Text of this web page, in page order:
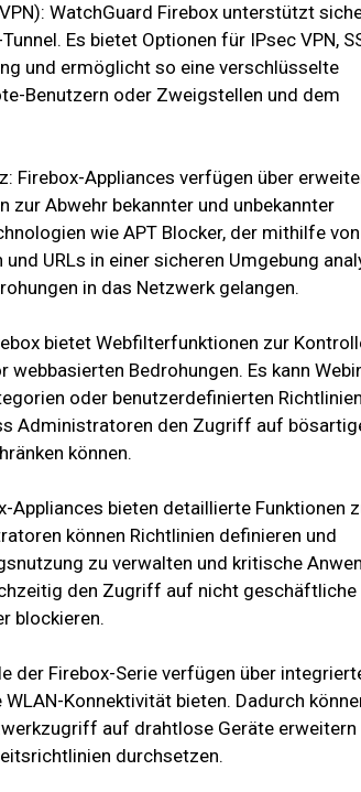
WatchGuard Firebox unterstützt
Es bietet Optionen für IPsec VPN,
und ermöglicht so eine verschlüsselte
Benutzern oder Zweigstellen und dem
Firebox-Appliances verfügen über
zur Abwehr bekannter und unbekannter
wie APT Blocker, der mithilfe von
URLs in einer sicheren Umgebung
in das Netzwerk gelangen.
bietet Webfilterfunktionen zur
Bedrohungen. Es kann
oder benutzerdefinierten Richtlinien
Administratoren den Zugriff auf
können.
Appliances bieten detaillierte Funktionen
können Richtlinien definieren und
zu verwalten und kritische
den Zugriff auf nicht geschäftliche
blockieren.
der Firebox-Serie verfügen über
Konnektivität bieten. Dadurch
auf drahtlose Geräte erweitern
durchsetzen.